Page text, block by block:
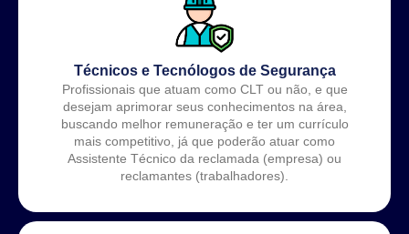
Técnicos e Tecnólogos de Segurança
Profissionais que atuam como CLT ou não, e que
desejam aprimorar seus conhecimentos na área,
buscando melhor remuneração e ter um currículo
mais competitivo, já que poderão atuar como
Assistente Técnico da reclamada (empresa) ou
reclamantes (trabalhadores).